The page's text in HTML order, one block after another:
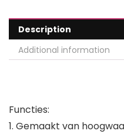
Description
Additional information
Functies:
1. Gemaakt van